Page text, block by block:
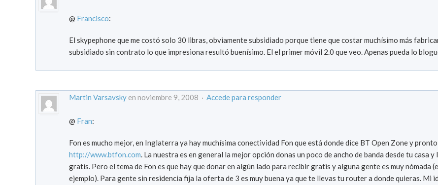
@ Francisco:
El skypephone que me costó solo 30 libras, obviamente subsidiado porque tiene que costar muchísimo más
subsidiado sin contrato lo que impresiona resultó buenísimo. El el primer móvil 2.0 que veo. Apenas pueda lo
Martin Varsavsky en noviembre 9, 2008 · Accede para responder
@ Fran:
Fon es mucho mejor, en Inglaterra ya hay muchísima conectividad Fon que está donde dice BT Open Zone y
http://www.btfon.com. La nuestra es en general la mejor opción donas un poco de ancho de banda desde tu casa
gratis. Pero el tema de Fon es que hay que donar en algún lado para recibir gratis y alguna gente es muy nómada
ejemplo). Para gente sin residencia fija la oferta de 3 es muy buena ya que te llevas tu router a donde quieras. Mi